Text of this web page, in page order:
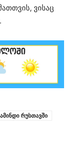
ვისაც
რუსთავში